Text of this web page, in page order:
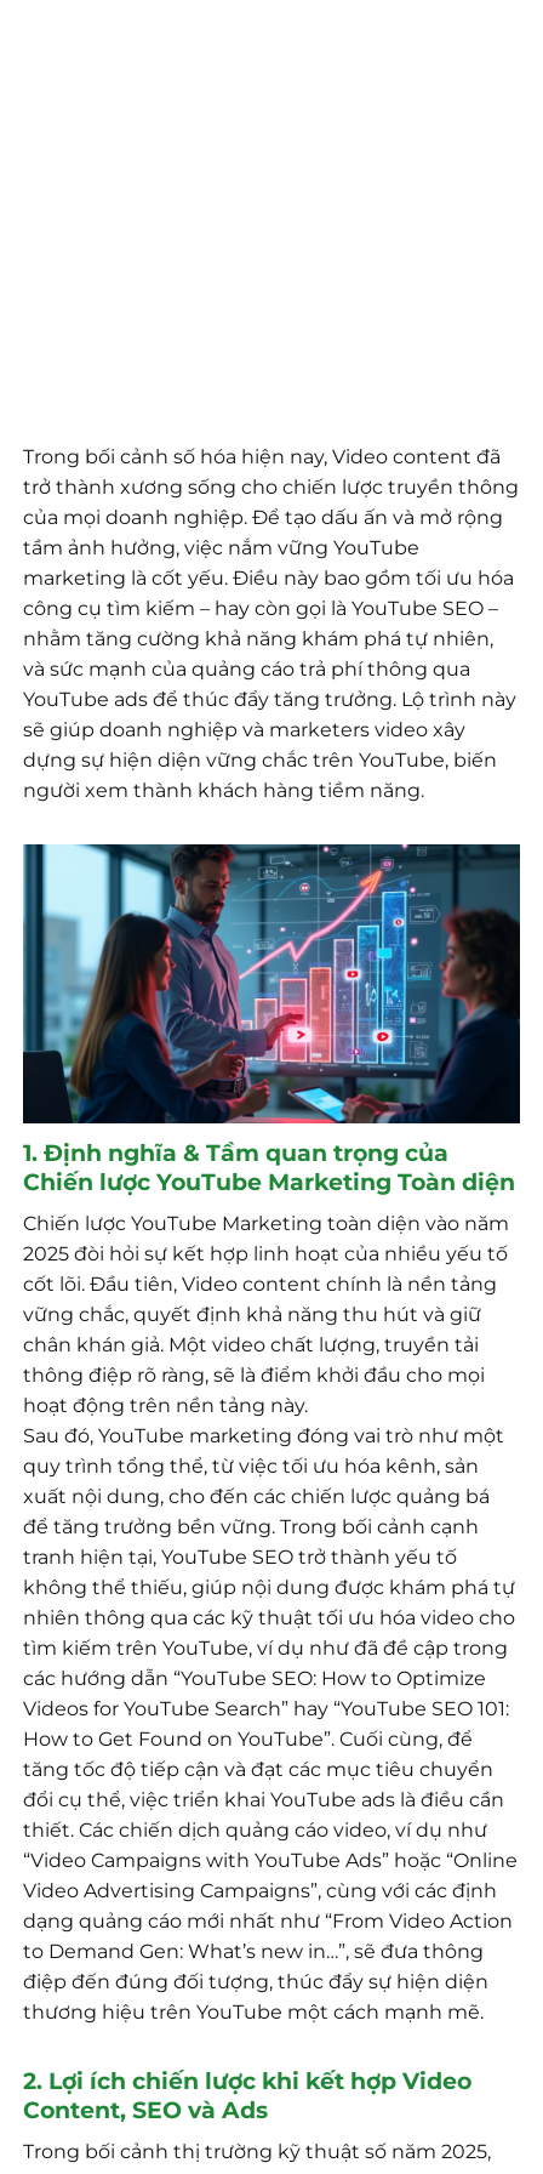
Trong bối cảnh số hóa hiện nay, Video content đã
trở thành xương sống cho chiến lược truyền thông
của mọi doanh nghiệp. Để tạo dấu ấn và mở rộng
tầm ảnh hưởng, việc nắm vững YouTube
marketing là cốt yếu. Điều này bao gồm tối ưu hóa
công cụ tìm kiếm – hay còn gọi là YouTube SEO –
nhằm tăng cường khả năng khám phá tự nhiên,
và sức mạnh của quảng cáo trả phí thông qua
YouTube ads để thúc đẩy tăng trưởng. Lộ trình này
sẽ giúp doanh nghiệp và marketers video xây
dựng sự hiện diện vững chắc trên YouTube, biến
người xem thành khách hàng tiềm năng.
1. Định nghĩa & Tầm quan trọng của
Chiến lược YouTube Marketing Toàn diện
Chiến lược YouTube Marketing toàn diện vào năm
2025 đòi hỏi sự kết hợp linh hoạt của nhiều yếu tố
cốt lõi. Đầu tiên, Video content chính là nền tảng
vững chắc, quyết định khả năng thu hút và giữ
chân khán giả. Một video chất lượng, truyền tải
thông điệp rõ ràng, sẽ là điểm khởi đầu cho mọi
hoạt động trên nền tảng này.
Sau đó, YouTube marketing đóng vai trò như một
quy trình tổng thể, từ việc tối ưu hóa kênh, sản
xuất nội dung, cho đến các chiến lược quảng bá
để tăng trưởng bền vững. Trong bối cảnh cạnh
tranh hiện tại, YouTube SEO trở thành yếu tố
không thể thiếu, giúp nội dung được khám phá tự
nhiên thông qua các kỹ thuật tối ưu hóa video cho
tìm kiếm trên YouTube, ví dụ như đã đề cập trong
các hướng dẫn “YouTube SEO: How to Optimize
Videos for YouTube Search” hay “YouTube SEO 101:
How to Get Found on YouTube”. Cuối cùng, để
tăng tốc độ tiếp cận và đạt các mục tiêu chuyển
đổi cụ thể, việc triển khai YouTube ads là điều cần
thiết. Các chiến dịch quảng cáo video, ví dụ như
“Video Campaigns with YouTube Ads” hoặc “Online
Video Advertising Campaigns”, cùng với các định
dạng quảng cáo mới nhất như “From Video Action
to Demand Gen: What’s new in…”, sẽ đưa thông
điệp đến đúng đối tượng, thúc đẩy sự hiện diện
thương hiệu trên YouTube một cách mạnh mẽ.
2. Lợi ích chiến lược khi kết hợp Video
Content, SEO và Ads
Trong bối cảnh thị trường kỹ thuật số năm 2025,